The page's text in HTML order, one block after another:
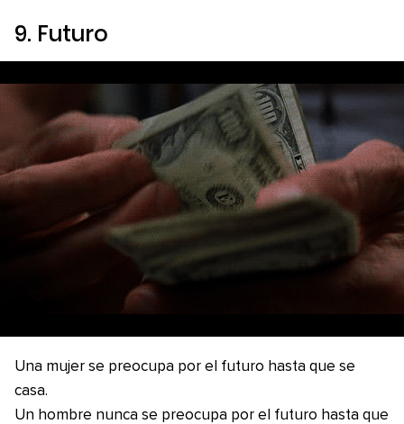
9. Futuro
Una mujer se preocupa por el futuro hasta que se
casa.
Un hombre nunca se preocupa por el futuro hasta que